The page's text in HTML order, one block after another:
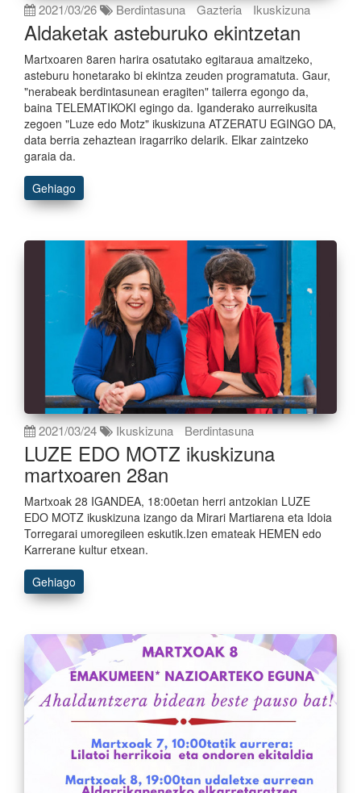
2021/03/26 Berdintasuna Gazteria Ikuskizuna
Aldaketak asteburuko ekintzetan
Martxoaren 8aren harira osatutako egitaraua amaitzeko,
asteburu honetarako bi ekintza zeuden programatuta. Gaur,
"nerabeak berdintasunean eragiten" tailerra egongo da,
baina TELEMATIKOKI egingo da. Iganderako aurreikusita
zegoen "Luze edo Motz" ikuskizuna ATZERATU EGINGO DA,
data berria zehaztean iragarriko delarik. Elkar zaintzeko
garaia da.
Gehiago
2021/03/24 Ikuskizuna Berdintasuna
LUZE EDO MOTZ ikuskizuna
martxoaren 28an
Martxoak 28 IGANDEA, 18:00etan herri antzokian LUZE
EDO MOTZ ikuskizuna izango da Mirari Martiarena eta Idoia
Torregarai umoregileen eskutik.Izen emateak HEMEN edo
Karrerane kultur etxean.
Gehiago